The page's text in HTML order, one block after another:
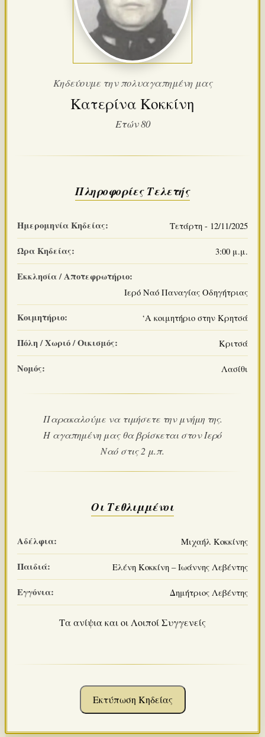
Κηδεύουμε την πολυαγαπημένη μας
Κατερίνα Κοκκίνη
Ετών 80
Πληροφορίες Τελετής
Ημερομηνία Κηδείας: Τετάρτη - 12/11/2025
Ώρα Κηδείας: 3:00 μ.μ.
Εκκλησία / Αποτεφρωτήριο:
Ιερό Ναό Παναγίας Οδηγήτριας
Κοιμητήριο: ‘Α κοιμητήριο στην Κρητσά
Πόλη / Χωριό / Οικισμός: Κριτσά
Νομός: Λασίθι
Παρακαλούμε να τιμήσετε την μνήμη της.
Η αγαπημένη μας θα βρίσκεται στον Ιερό
Ναό στις 2 μ.π.
Οι Τεθλιμμένοι
Αδέλφια: Μιχαήλ Κοκκίνης
Παιδιά: Ελένη Κοκκίνη – Ιωάννης Λεβέντης
Εγγόνια: Δημήτριος Λεβέντης
Τα ανίψια και οι Λοιποί Συγγενείς
Εκτύπωση Κηδείας